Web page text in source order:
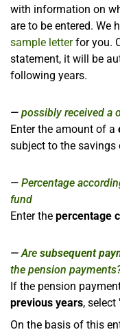
with information on
are to be entered. We
sample letterfor you.
statement, it will be
following years.
possibly received a
Enter the amount of a
subject to the savings
Percentage
fund
Enter the percentage
Are subsequent
the pension
If the pension
previous years, select
On the basis of this